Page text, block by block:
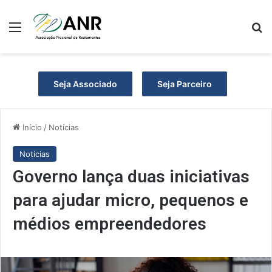
Menu
Seja Associado Seja Parceiro
Início / Notícias
Notícias
Governo lança duas iniciativas
para ajudar micro, pequenos e
médios empreendedores